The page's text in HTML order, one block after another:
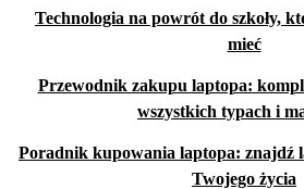
Technologia na powrót do szkoły,
mieć
Przewodnik zakupu laptopa:
wszystkich typach i
Poradnik kupowania laptopa: znajdź
Twojego życia